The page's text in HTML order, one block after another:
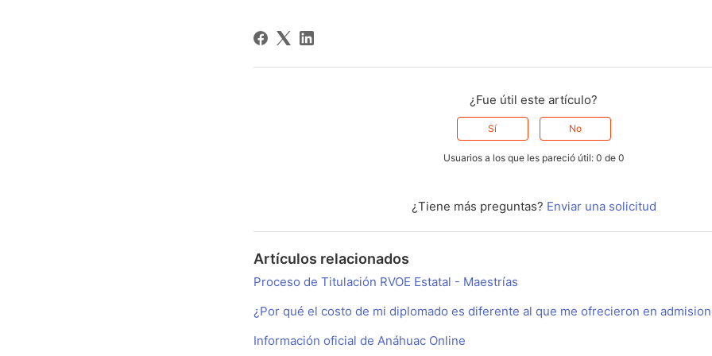
¿Fue útil este artículo?
Sí No
Usuarios a los que les pareció útil: 0 de 0
¿Tiene más preguntas? Enviar una solicitud
Artículos relacionados
Proceso de Titulación RVOE Estatal - Maestrías
¿Por qué el costo de mi diplomado es diferente al que me ofrecieron en
Información oficial de Anáhuac Online